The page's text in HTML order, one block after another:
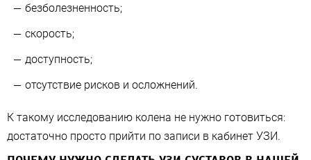
безболезненность;
скорость;
доступность;
отсутствие рисков и осложнений.
К такому исследованию колена не нужно готовиться:
достаточно просто прийти по записи в кабинет УЗИ.